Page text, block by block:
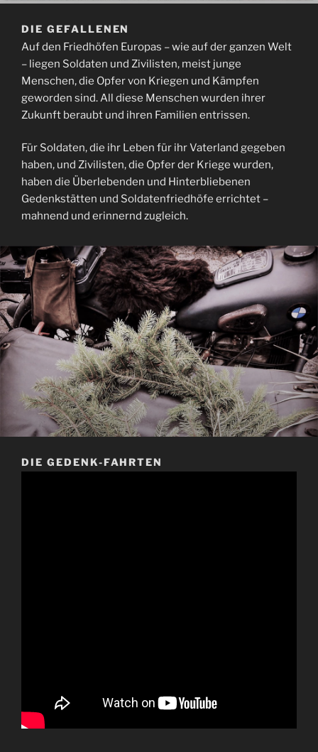
DIE GEFALLENEN
Auf den Friedhöfen Europas – wie auf der ganzen Welt
– liegen Soldaten und Zivilisten, meist junge
Menschen, die Opfer von Kriegen und Kämpfen
geworden sind. All diese Menschen wurden ihrer
Zukunft beraubt und ihren Familien entrissen.
Für Soldaten, die ihr Leben für ihr Vaterland gegeben
haben, und Zivilisten, die Opfer der Kriege wurden,
haben die Überlebenden und Hinterbliebenen
Gedenkstätten und Soldatenfriedhöfe errichtet –
mahnend und erinnernd zugleich.
DIE GEDENK-FAHRTEN